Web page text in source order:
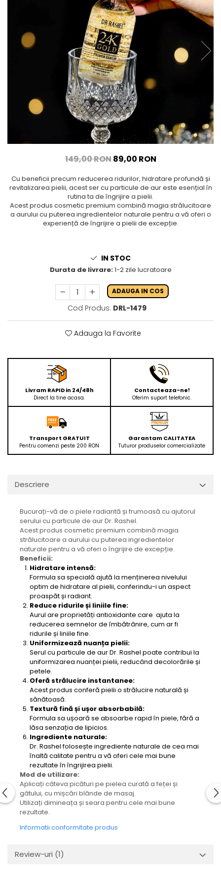
149,00 RON89,00 RON
Cu beneficii precum reducerea ridurilor, hidratare profundă și
revitalizarea pielii, acest ser cu particule de aur este esențial în
rutina ta de îngrijire a pielii.
Acest produs cosmetic premium combină magia strălucitoare
a aurului cu puterea ingredientelor naturale pentru a vă oferi o
experiență de îngrijire a pielii de excepție.
IN STOC
Durata de livrare:1-2 zile lucratoare
ADAUGA IN COS
Cod Produs: DRL-1479
Adauga la Favorite
Livram RAPID in 24/48h
Direct la tine acasa.
Contacteaza-ne!
Oferim suport telefonic.
Transport GRATUIT
Pentru comenzi peste 200 RON
Garantam CALITATEA
Tuturor produselor comercializate
Descriere
Bucurați-vă de o piele radiantă și frumoasă cu ajutorul
serului cu particule de aur Dr. Rashel.
Acest produs cosmetic premium combină magia
strălucitoare a aurului cu puterea ingredientelor
naturale pentru a vă oferi o îngrijire de excepție.
Beneficii:
Hidratare intensă:
Formula sa specială ajută la menținerea nivelului
optim de hidratare al pielii, conferindu-i un aspect
proaspăt și radiant.
Reduce ridurile și liniile fine:
Aurul are proprietăți antioxidante care ajuta la
reducerea semnelor de îmbătrânire, cum ar fi
ridurile și liniile fine.
Uniformizează nuanța pielii:
Serul cu particule de aur Dr. Rashel poate contribui la
uniformizarea nuanței pielii, reducând decolorările și
petele.
Oferă strălucire instantanee:
Acest produs conferă pielii o strălucire naturală și
sănătoasă.
Textură fină și ușor absorbabilă:
Formula sa ușoară se absoarbe rapid în piele, fără a
lăsa senzația de lipicios.
Ingrediente naturale:
Dr. Rashel folosește ingrediente naturale de cea mai
înaltă calitate pentru a vă oferi cele mai bune
rezultate în îngrijirea pielii.
Mod de utilizare:
Aplicați câteva picături pe pielea curată a feței și
gâtului, cu mișcări blânde de masaj.
Utilizați dimineața și seara pentru cele mai bune
rezultate.
Informatii conformitate produs
Review-uri (1)